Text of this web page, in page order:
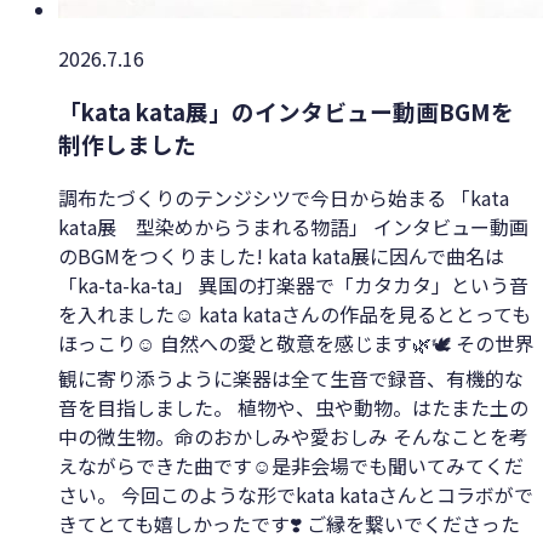
2026.7.16
「kata kata展」のインタビュー動画BGMを
制作しました
調布たづくりのテンジシツで今日から始まる 「kata
kata展 型染めからうまれる物語」 インタビュー動画
のBGMをつくりました! kata kata展に因んで曲名は
「ka-ta-ka-ta」 異国の打楽器で「カタカタ」という音
を入れました☺️ kata kataさんの作品を見るととっても
ほっこり☺️ 自然への愛と敬意を感じます🌿🕊️ その世界
観に寄り添うように楽器は全て生音で録音、有機的な
音を目指しました。 植物や、虫や動物。はたまた土の
中の微生物。命のおかしみや愛おしみ そんなことを考
えながらできた曲です☺️是非会場でも聞いてみてくだ
さい。 今回このような形でkata kataさんとコラボがで
きてとても嬉しかったです❣️ ご縁を繋いでくださった